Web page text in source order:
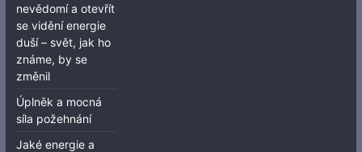
nevědomí a otevřít
se vidění energie
duší – svět, jak ho
známe, by se
změnil
Úplněk a mocná
síla požehnání
Jaké energie a